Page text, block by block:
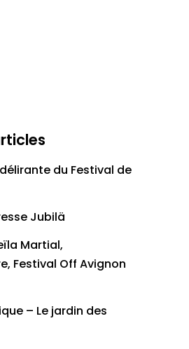
du Festival de
Jubilä
Martial,
Festival Off Avignon
– Le jardin des